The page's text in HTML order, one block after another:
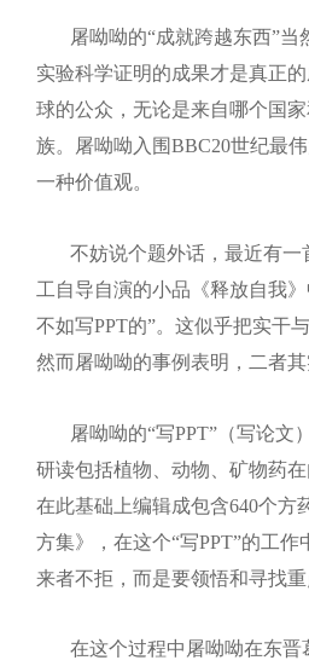
屠呦呦的“成就跨越东西”
实验科学证明的成果才是真正
球的公众，无论是来自哪个国
族。屠呦呦入围BBC20世纪最
一种价值观。
不妨说个题外话，最近有一
工自导自演的小品《释放自我
不如写PPT的”。这似乎把实干
然而屠呦呦的事例表明，二者其
屠呦呦的“写PPT”（写论文
研读包括植物、动物、矿物药
在此基础上编辑成包含640个方
方集》，在这个“写PPT”的工作
来者不拒，而是要领悟和寻找重
在这个过程中屠呦呦在东晋